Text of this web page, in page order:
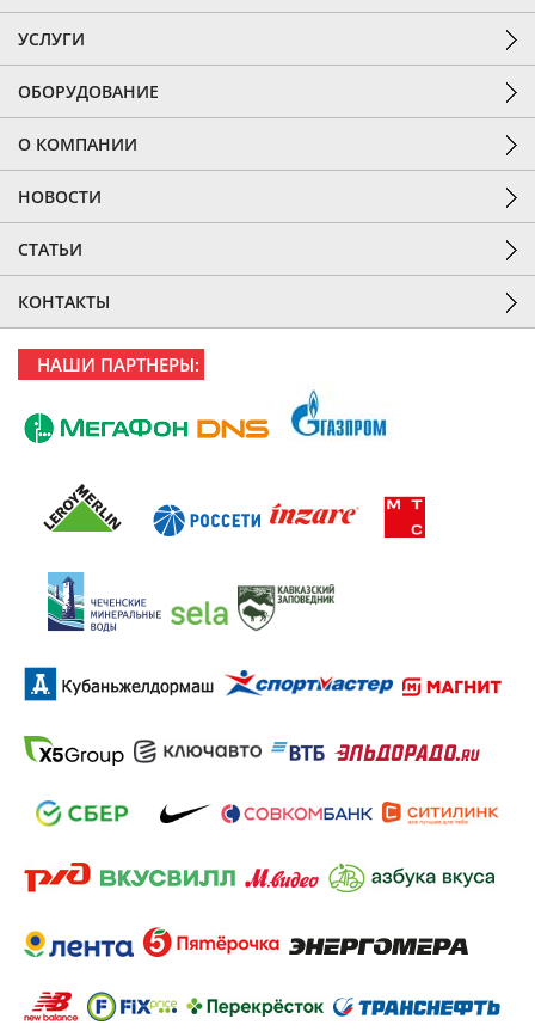
УСЛУГИ
ОБОРУДОВАНИЕ
О КОМПАНИИ
НОВОСТИ
СТАТЬИ
КОНТАКТЫ
НАШИ ПАРТНЕРЫ: